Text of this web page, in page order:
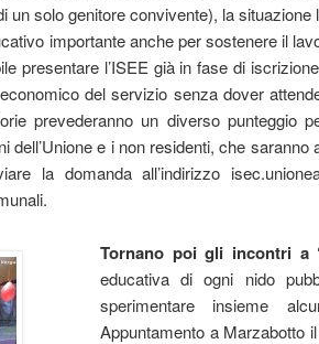
un solo genitore convivente), la
importante anche per sostenere il
presentare l’ISEE già in fase di
del servizio senza dover
prevederanno un diverso
dell’Unione e i non residenti, che
la domanda all’indirizzo
Tornano poi gli incontri a
educativa di ogni nido
sperimentare insieme
Appuntamento a Marzabotto